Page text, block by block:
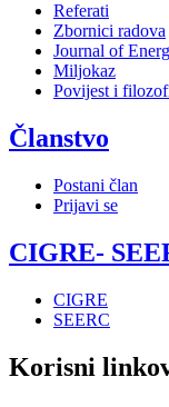
Referati
Zbornici radova
Journal of
Miljokaz
Povijest i
Članstvo
Postani član
Prijavi se
CIGRE-
CIGRE
SEERC
Korisni